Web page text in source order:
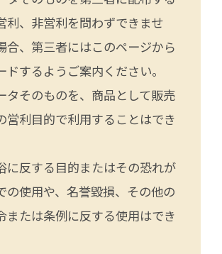
利、非営利を問わずできませ
合、第三者にはこのページから
ドするようご案内ください。
タそのものを、商品として販売
営利目的で利用することはでき
に反する目的またはその恐れが
の使用や、名誉毀損、その他の
または条例に反する使用はでき